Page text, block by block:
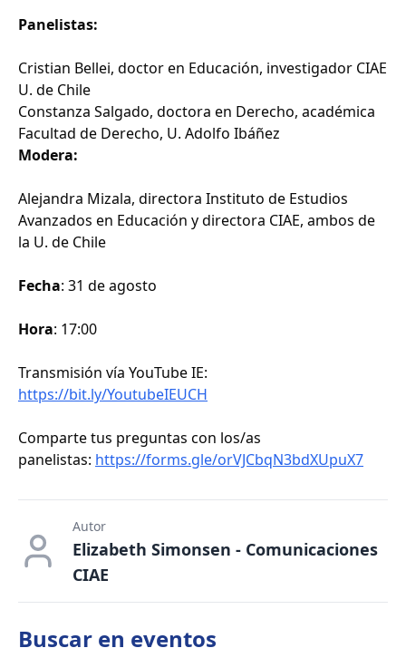
Panelistas:
Cristian Bellei, doctor en Educación, investigador CIAE
U. de Chile
Constanza Salgado, doctora en Derecho, académica
Facultad de Derecho, U. Adolfo Ibáñez
Modera:
Alejandra Mizala, directora Instituto de Estudios
Avanzados en Educación y directora CIAE, ambos de
la U. de Chile
Fecha: 31 de agosto
Hora: 17:00
Transmisión vía YouTube IE:
https://bit.ly/YoutubeIEUCH
Comparte tus preguntas con los/as
panelistas: https://forms.gle/orVJCbqN3bdXUpuX7
Autor
Elizabeth Simonsen - Comunicaciones
CIAE
Buscar en eventos